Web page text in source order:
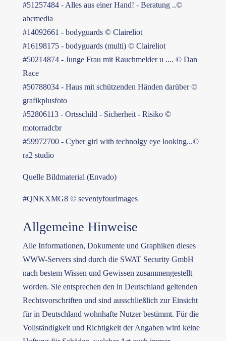
#51257484 - Alles aus einer Hand! - Beratung ..©
abcmedia
#14092661 - bodyguards © Claireliot
#16198175 - bodyguards (multi) © Claireliot
#50214874 - Junge Frau mit Rauchmelder u .... © Dan
Race
#50788034 - Haus mit schützenden Händen darüber ©
grafikplusfoto
#52806113 - Ortsschild - Sicherheit - Risiko ©
motorradcbr
#59972700 - Cyber girl with technolgy eye looking...©
ra2 studio
Quelle Bildmaterial (Envado)
#QNKXMG8 © seventyfourimages
Allgemeine Hinweise
Alle Informationen, Dokumente und Graphiken dieses
WWW-Servers sind durch die SWAT Security GmbH
nach bestem Wissen und Gewissen zusammengestellt
worden. Sie entsprechen den in Deutschland geltenden
Rechtsvorschriften und sind ausschließlich zur Einsicht
für in Deutschland wohnhafte Nutzer bestimmt. Für die
Vollständigkeit und Richtigkeit der Angaben wird keine